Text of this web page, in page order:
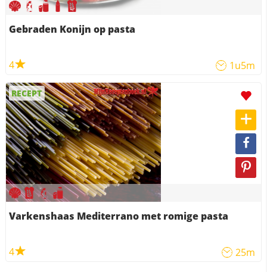
Gebraden Konijn op pasta
4 1u5m
RECEPT
Varkenshaas Mediterrano met romige pasta
4 25m